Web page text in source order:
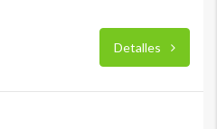
Detalles